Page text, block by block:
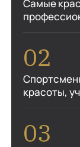
Самые
красоты,